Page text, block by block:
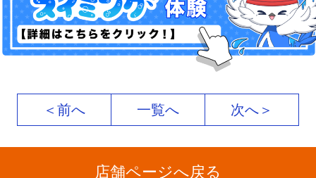
＜前へ 一覧へ 次へ＞
店舗ページへ戻る